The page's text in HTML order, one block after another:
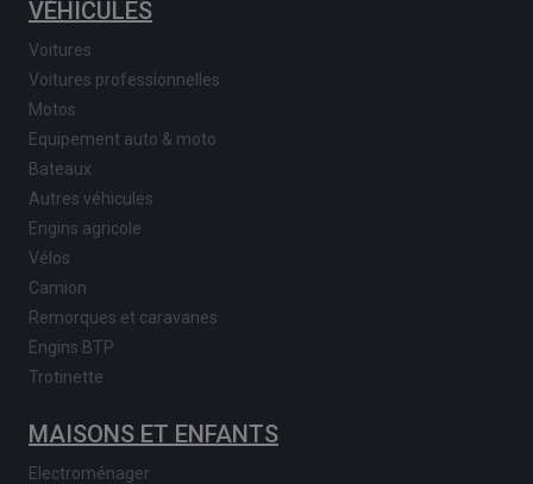
VÉHICULES
Voitures
Voitures professionnelles
Motos
Equipement auto & moto
Bateaux
Autres véhicules
Engins agricole
Vélos
Camion
Remorques et caravanes
Engins BTP
Trotinette
MAISONS ET ENFANTS
Electroménager